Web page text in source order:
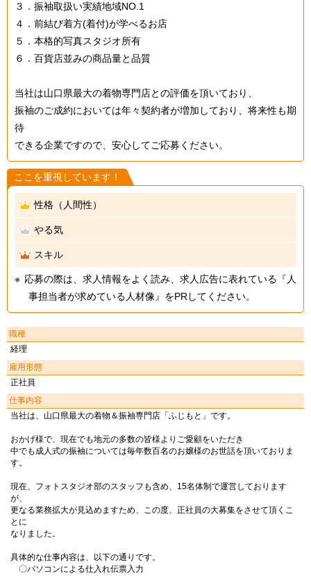
３．振袖取扱い実績地域NO.1
４．前結び着方(着付)が学べるお店
５．本格的写真スタジオ所有
６．百貨店並みの商品量と品質
当社は山口県最大の着物専門店との評価を頂いており、
振袖のご成約においては年々契約者が増加しており、将来性も期
待
できる企業ですので、安心してご応募ください。
ここを重視しています！
性格（人間性）
やる気
スキル
応募の際は、求人情報をよく読み、求人広告に表れている『人
事担当者が求めている人材像』をPRしてください。
職種
経理
雇用形態
正社員
仕事内容
当社は、山口県最大の着物＆振袖専門店「ふじもと」です。
おかげ様で、現在でも地元の多数の皆様よりご愛顧をいただき
中でも成人式の振袖については毎年数百名のお嬢様のお世話を頂いておりま
す。
現在、フォトスタジオ部のスタッフも含め、15名体制で運営しております
が、
更なる業務拡大が見込めますため、この度、正社員の大募集をさせて頂くこ
とに
なりました。
具体的な仕事内容は、以下の通りです。
〇パソコンによる仕入れ伝票入力